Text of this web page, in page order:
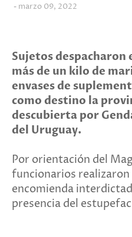
marzo 09, 2022
Sujetos despacharon
más de un kilo de
envases de
como destino la
descubierta por
del Uruguay.
Por orientación del
funcionarios
encomienda
presencia del